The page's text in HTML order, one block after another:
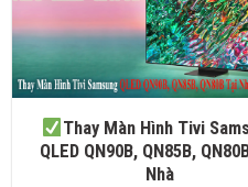
Thay Màn Hình Tivi
QLED QN90B, QN85B,
Nhà